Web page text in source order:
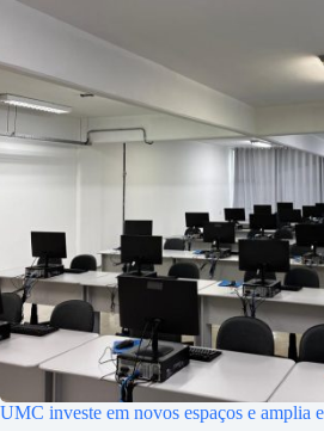
UMC investe em novos espaços e amplia